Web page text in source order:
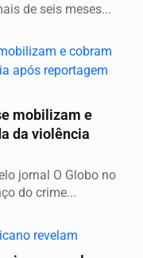
de seis meses...
mobilizam e
da violência
jornal O Globo no
do crime...